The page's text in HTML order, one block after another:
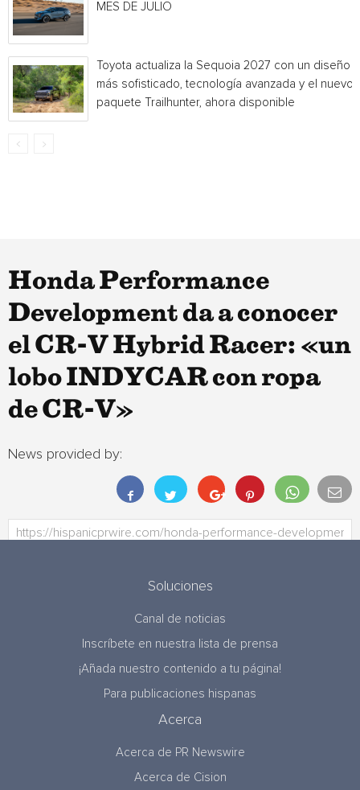
MES DE JULIO
Toyota actualiza la Sequoia 2027 con un diseño
más sofisticado, tecnología avanzada y el nuevo
paquete Trailhunter, ahora disponible
Honda Performance
Development da a conocer
el CR-V Hybrid Racer: «un
lobo INDYCAR con ropa
de CR-V»
News provided by:
Soluciones
Canal de noticias
Inscríbete en nuestra lista de prensa
¡Añada nuestro contenido a tu página!
Para publicaciones hispanas
Acerca
Acerca de PR Newswire
Acerca de Cision